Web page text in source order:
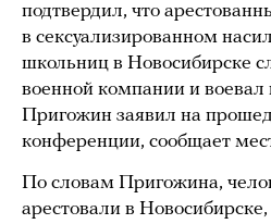
подтвердил, что
в сексуализированном
школьниц в Новосибирске
военной компании и
Пригожин заявил на
конференции, сообщает
По словам Пригожина,
арестовали в